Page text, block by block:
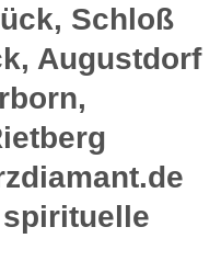
Schloß
Augustdorf